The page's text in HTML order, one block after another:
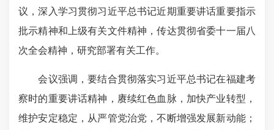
议，深入学习贯彻习近平总书记近期重要讲话重要指示
批示精神和上级有关文件精神，传达贯彻省委十一届八
次全会精神，研究部署有关工作。
会议强调，要结合贯彻落实习近平总书记在福建考
察时的重要讲话精神，赓续红色血脉，加快产业转型，
维护安定稳定，从严管党治党，不断增强发展新动能；